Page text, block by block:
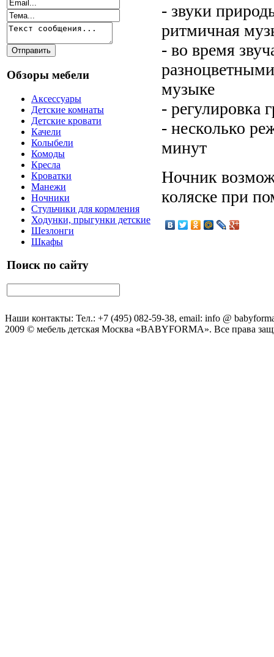
Обзоры мебели
Аксессуары
Детские комнаты
Детские кровати
Качели
Колыбели
Комоды
Кресла
Кроватки
Манежи
Ночники
Стульчики для кормления
Ходунки, прыгунки детские
Шезлонги
Шкафы
Поиск по сайту
- звуки
ритмичная
- во время
музыке
- регулировка
- несколько
минут
Ночник
коляске при
Наши контакты: Тел.: +7 (495) 082-59-38, email: info @
2009 © мебель детская Москва «BABYFORMA». Все права